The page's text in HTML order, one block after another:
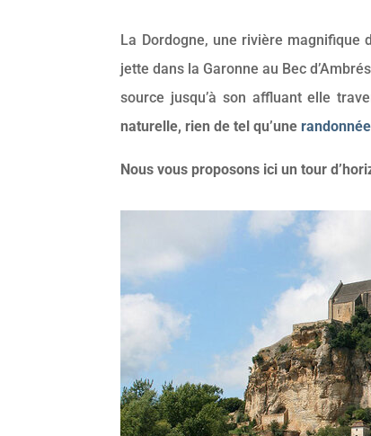
La Dordogne, une rivière
jette dans la Garonne au Bec
source jusqu’à son affluant elle
naturelle, rien de tel qu’une
Nous vous proposons ici un tour